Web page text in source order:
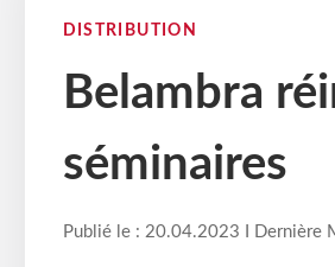
DISTRIBUTION
Belambra
séminaires
Publié le : 20.04.2023 I Dernière